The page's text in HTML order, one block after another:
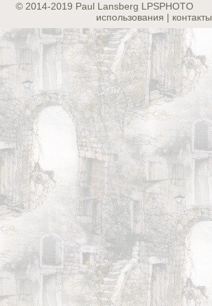
© 2014-2019 Paul Lansberg LPSPHOTO
использования | контакты